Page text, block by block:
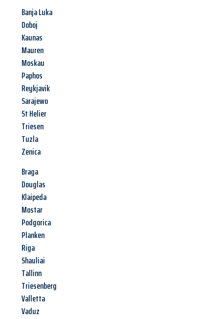
Banja Luka
Doboj
Kaunas
Mauren
Moskau
Paphos
Reykjavik
Sarajewo
St Helier
Triesen
Tuzla
Zenica
Braga
Douglas
Klaipeda
Mostar
Podgorica
Planken
Riga
Shauliai
Tallinn
Triesenberg
Valletta
Vaduz